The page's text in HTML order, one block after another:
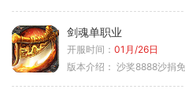
剑魂单职业
开服时间： 01月/26日
版本介绍： 沙奖8888沙捐